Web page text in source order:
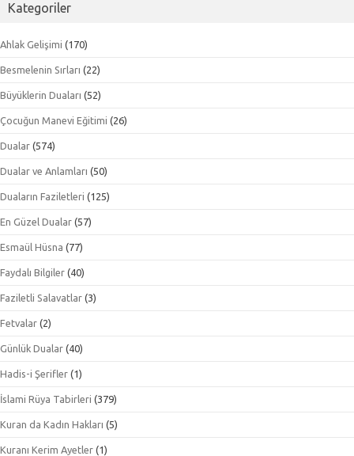
Kategoriler
Ahlak Gelişimi (170)
Besmelenin Sırları (22)
Büyüklerin Duaları (52)
Çocuğun Manevi Eğitimi (26)
Dualar (574)
Dualar ve Anlamları (50)
Duaların Faziletleri (125)
En Güzel Dualar (57)
Esmaül Hüsna (77)
Faydalı Bilgiler (40)
Faziletli Salavatlar (3)
Fetvalar (2)
Günlük Dualar (40)
Hadis-i Şerifler (1)
İslami Rüya Tabirleri (379)
Kuran da Kadın Hakları (5)
Kuranı Kerim Ayetler (1)